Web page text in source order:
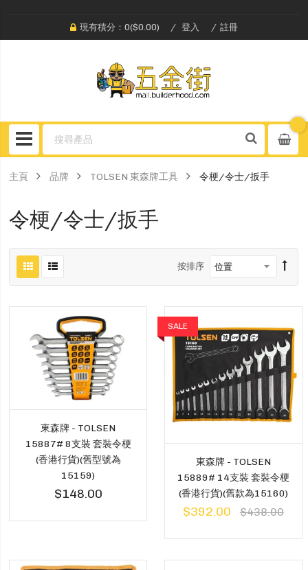
現有積分：0($0.00) 登入 註冊
主頁 品牌 TOLSEN 東森牌工具 令梗/令士/扳手
令梗/令士/扳手
按排序
東森牌 - TOLSEN
15887# 8支裝 套裝令梗
(香港行貨)(舊型號為
15159)
$148.00
SALE
東森牌 - TOLSEN
15889# 14支裝 套裝令梗
(香港行貨)(舊款為15160)
$392.00 $438.00